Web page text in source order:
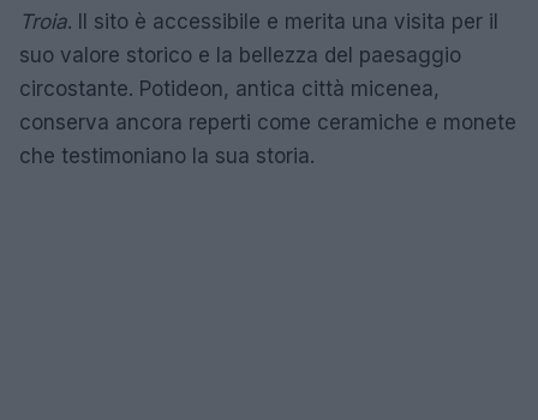
Troia. Il sito è accessibile e merita una visita per il
suo valore storico e la bellezza del paesaggio
circostante. Potideon, antica città micenea,
conserva ancora reperti come ceramiche e monete
che testimoniano la sua storia.